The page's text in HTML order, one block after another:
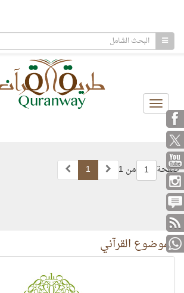
Toggle
navigation
صفحة 1 من 1 1
الموضوع القرآني